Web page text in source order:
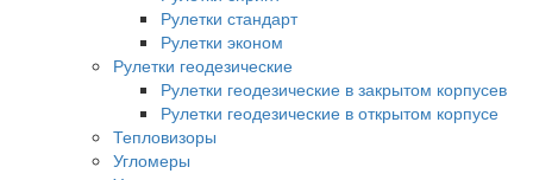
Рулетки стандарт
Рулетки эконом
Рулетки геодезические
Рулетки геодезические в закрытом корпусев
Рулетки геодезические в открытом корпусе
Тепловизоры
Угломеры